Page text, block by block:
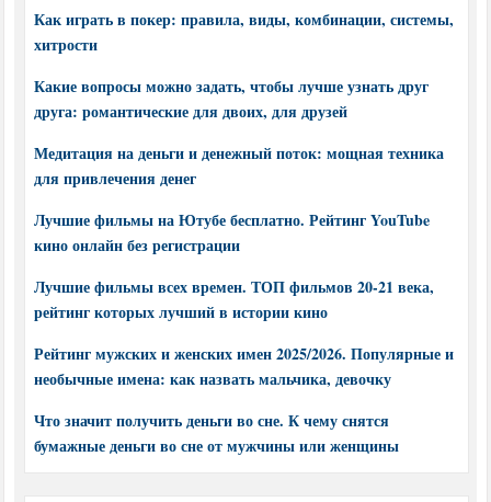
Как играть в покер: правила, виды, комбинации, системы,
хитрости
Какие вопросы можно задать, чтобы лучше узнать друг
друга: романтические для двоих, для друзей
Медитация на деньги и денежный поток: мощная техника
для привлечения денег
Лучшие фильмы на Ютубе бесплатно. Рейтинг YouTube
кино онлайн без регистрации
Лучшие фильмы всех времен. ТОП фильмов 20-21 века,
рейтинг которых лучший в истории кино
Рейтинг мужских и женских имен 2025/2026. Популярные и
необычные имена: как назвать мальчика, девочку
Что значит получить деньги во сне. К чему снятся
бумажные деньги во сне от мужчины или женщины